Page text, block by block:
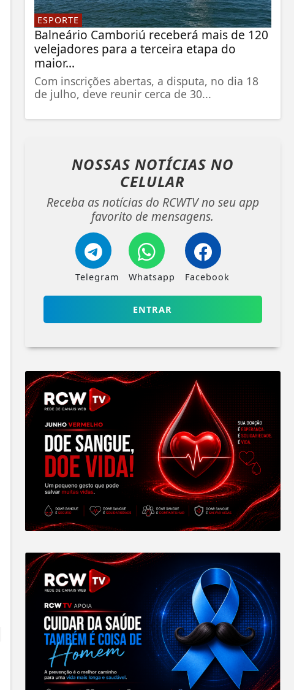
ESPORTE
Balneário Camboriú receberá mais de 120
velejadores para a terceira etapa do
maior...
Com inscrições abertas, a disputa, no dia 18
de julho, deve reunir cerca de 30...
NOSSAS NOTÍCIAS NO
CELULAR
Receba as notícias do RCWTV no seu app
favorito de mensagens.
Telegram Whatsapp Facebook
ENTRAR